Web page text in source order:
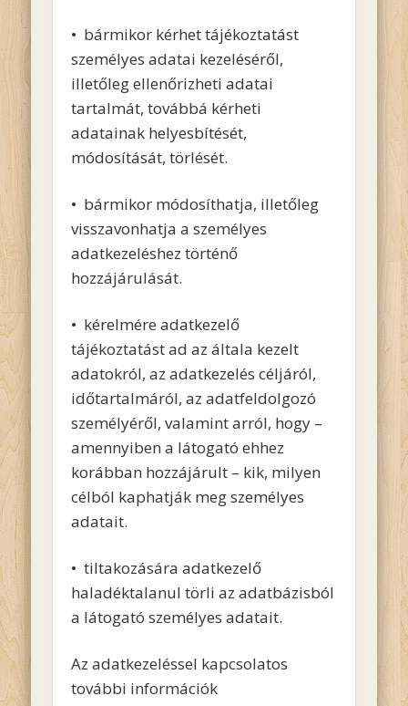
• bármikor kérhet tájékoztatást
személyes adatai kezeléséről,
illetőleg ellenőrizheti adatai
tartalmát, továbbá kérheti
adatainak helyesbítését,
módosítását, törlését.
• bármikor módosíthatja, illetőleg
visszavonhatja a személyes
adatkezeléshez történő
hozzájárulását.
• kérelmére adatkezelő
tájékoztatást ad az általa kezelt
adatokról, az adatkezelés céljáról,
időtartalmáról, az adatfeldolgozó
személyéről, valamint arról, hogy –
amennyiben a látogató ehhez
korábban hozzájárult – kik, milyen
célból kaphatják meg személyes
adatait.
• tiltakozására adatkezelő
haladéktalanul törli az adatbázisból
a látogató személyes adatait.
Az adatkezeléssel kapcsolatos
további információk